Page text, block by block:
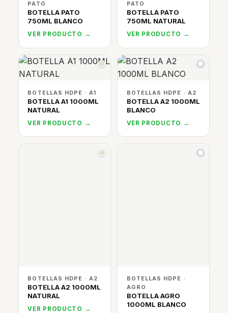
PATO
BOTELLA PATO
750ML BLANCO
VER PRODUCTO →
PATO
BOTELLA PATO
750ML NATURAL
VER PRODUCTO →
BOTELLAS HDPE · A1
BOTELLA A1 1000ML
NATURAL
VER PRODUCTO →
BOTELLAS HDPE · A2
BOTELLA A2 1000ML
BLANCO
VER PRODUCTO →
BOTELLAS HDPE · A2
BOTELLA A2 1000ML
NATURAL
VER PRODUCTO →
BOTELLAS HDPE ·
AGRO
BOTELLA AGRO
1000ML BLANCO